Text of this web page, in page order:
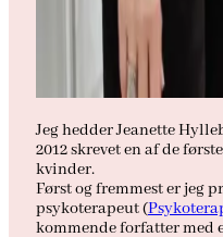
Jeg hedder Jeanette
2012 skrevet en af de
kvinder.
Først og fremmest er jeg
psykoterapeut (
kommende forfatter med